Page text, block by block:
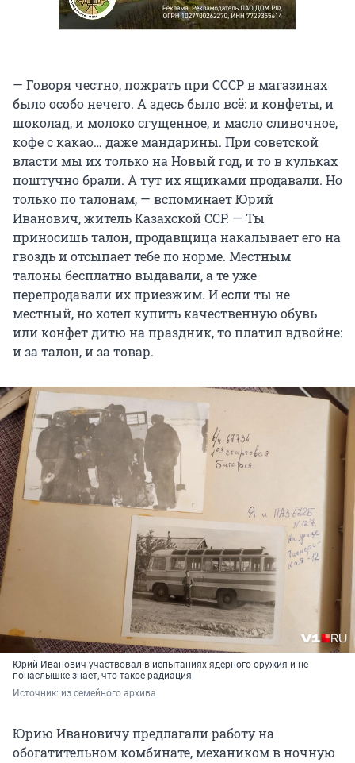
— Говоря честно, пожрать при СССР в магазинах
было особо нечего. А здесь было всё: и конфеты, и
шоколад, и молоко сгущенное, и масло сливочное,
кофе с какао… даже мандарины. При советской
власти мы их только на Новый год, и то в кульках
поштучно брали. А тут их ящиками продавали. Но
только по талонам, — вспоминает Юрий
Иванович, житель Казахской ССР. — Ты
приносишь талон, продавщица накалывает его на
гвоздь и отсыпает тебе по норме. Местным
талоны бесплатно выдавали, а те уже
перепродавали их приезжим. И если ты не
местный, но хотел купить качественную обувь
или конфет дитю на праздник, то платил вдвойне:
и за талон, и за товар.
Юрий Иванович участвовал в испытаниях ядерного оружия и не
понаслышке знает, что такое радиация
Источник: из семейного архива
Юрию Ивановичу предлагали работу на
обогатительном комбинате, механиком в ночную